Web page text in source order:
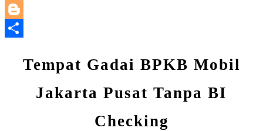
Tempat Gadai BPKB Mobil
Jakarta Pusat Tanpa BI
Checking